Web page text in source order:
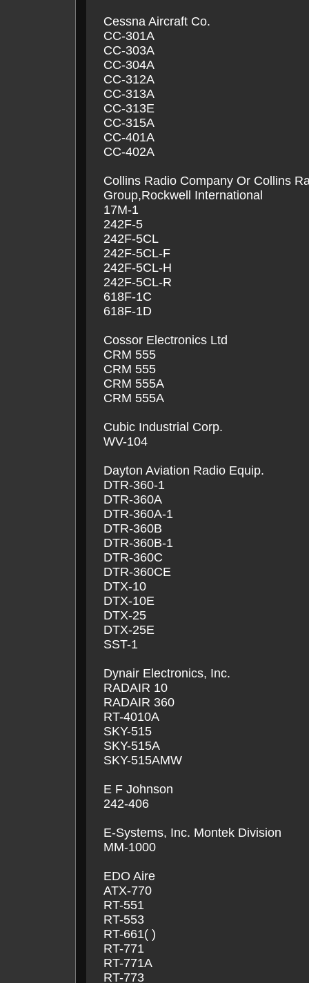
Cessna Aircraft Co.
CC-301A
CC-303A
CC-304A
CC-312A
CC-313A
CC-313E
CC-315A
CC-401A
CC-402A
Collins Radio Company Or Collins
Group,Rockwell International
17M-1
242F-5
242F-5CL
242F-5CL-F
242F-5CL-H
242F-5CL-R
618F-1C
618F-1D
Cossor Electronics Ltd
CRM 555
CRM 555
CRM 555A
CRM 555A
Cubic Industrial Corp.
WV-104
Dayton Aviation Radio Equip.
DTR-360-1
DTR-360A
DTR-360A-1
DTR-360B
DTR-360B-1
DTR-360C
DTR-360CE
DTX-10
DTX-10E
DTX-25
DTX-25E
SST-1
Dynair Electronics, Inc.
RADAIR 10
RADAIR 360
RT-4010A
SKY-515
SKY-515A
SKY-515AMW
E F Johnson
242-406
E-Systems, Inc. Montek Division
MM-1000
EDO Aire
ATX-770
RT-551
RT-553
RT-661( )
RT-771
RT-771A
RT-773